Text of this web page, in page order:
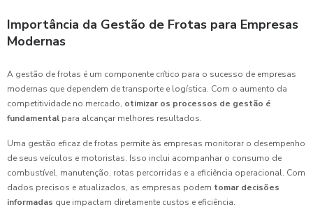
Importância da Gestão de Frotas para Empresas
Modernas
A gestão de frotas é um componente crítico para o sucesso de empresas
modernas que dependem de transporte e logística. Com o aumento da
competitividade no mercado, otimizar os processos de gestão é
fundamental para alcançar melhores resultados.
Uma gestão eficaz de frotas permite às empresas monitorar o desempenho
de seus veículos e motoristas. Isso inclui acompanhar o consumo de
combustível, manutenção, rotas percorridas e a eficiência operacional. Com
dados precisos e atualizados, as empresas podem tomar decisões
informadas que impactam diretamente custos e eficiência.